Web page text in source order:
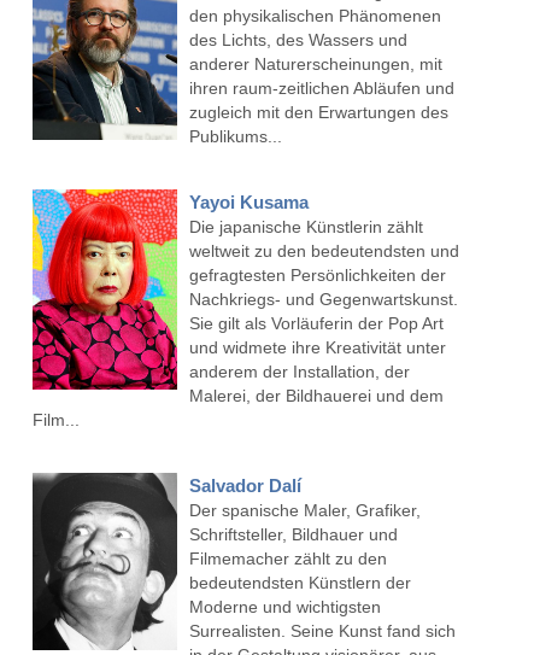
den physikalischen Phänomenen
des Lichts, des Wassers und
anderer Naturerscheinungen, mit
ihren raum-zeitlichen Abläufen und
zugleich mit den Erwartungen des
Publikums...
Yayoi Kusama
Die japanische Künstlerin zählt
weltweit zu den bedeutendsten und
gefragtesten Persönlichkeiten der
Nachkriegs- und Gegenwartskunst.
Sie gilt als Vorläuferin der Pop Art
und widmete ihre Kreativität unter
anderem der Installation, der
Malerei, der Bildhauerei und dem
Film...
Salvador Dalí
Der spanische Maler, Grafiker,
Schriftsteller, Bildhauer und
Filmemacher zählt zu den
bedeutendsten Künstlern der
Moderne und wichtigsten
Surrealisten. Seine Kunst fand sich